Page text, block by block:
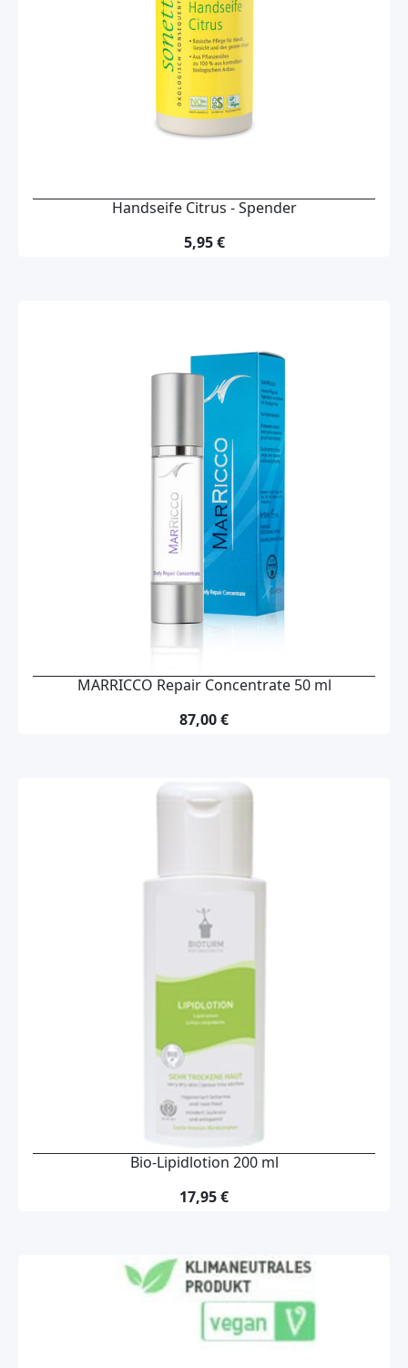
Handseife Citrus - Spender
5,95 €
MARRICCO Repair Concentrate 50 ml
87,00 €
Bio-Lipidlotion 200 ml
17,95 €